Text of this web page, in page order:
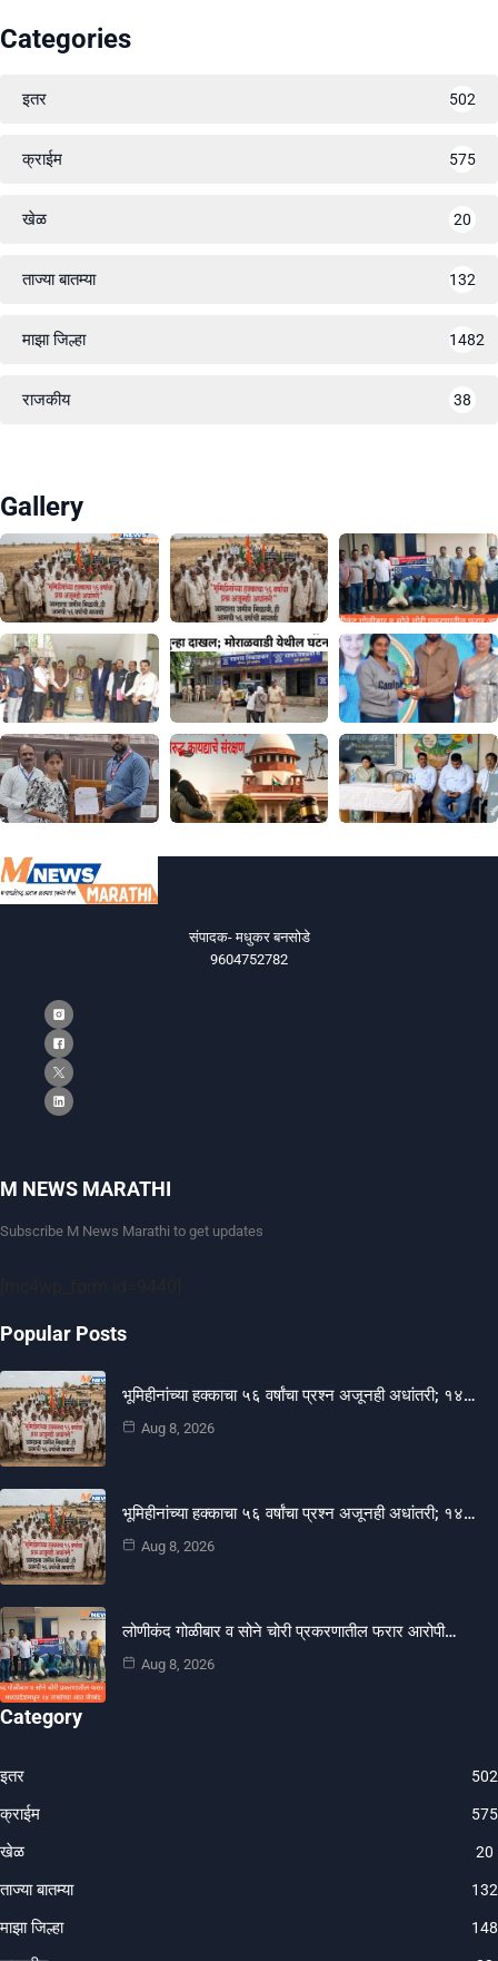
Categories
इतर 502
क्राईम 575
खेळ 20
ताज्या बातम्या 132
माझा जिल्हा 1482
राजकीय 38
Gallery
संपादक- मधुकर बनसोडे
9604752782
M NEWS MARATHI
Subscribe M News Marathi to get updates
Popular Posts
भूमिहीनांच्या हक्काचा ५६ वर्षांचा प्रश्न अजूनही अधांतरी; १४…
Aug 8, 2026
भूमिहीनांच्या हक्काचा ५६ वर्षांचा प्रश्न अजूनही अधांतरी; १४…
Aug 8, 2026
लोणीकंद गोळीबार व सोने चोरी प्रकरणातील फरार आरोपी…
Aug 8, 2026
Category
इतर 502
क्राईम 575
खेळ 20
ताज्या बातम्या 132
माझा जिल्हा